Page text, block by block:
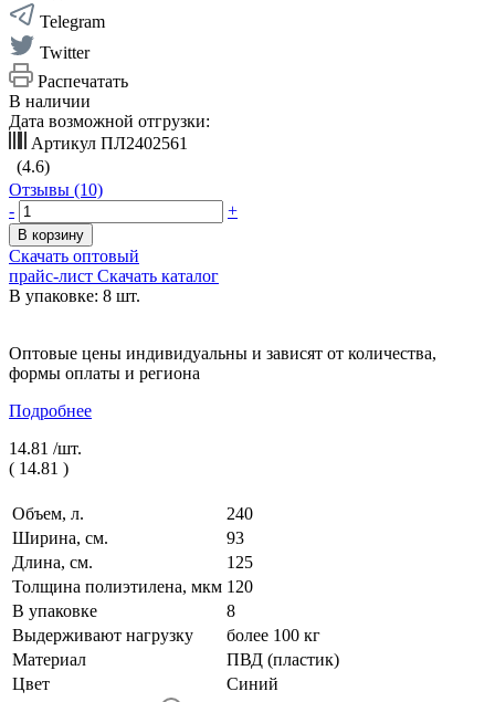
Telegram
Twitter
Распечатать
В наличии
Дата возможной отгрузки:
Артикул ПЛ2402561
(4.6)
Отзывы (10)
-
+
В корзину
Скачать оптовый
прайс-лист Скачать каталог
В упаковке: 8 шт.
Оптовые цены индивидуальны и зависят от количества,
формы оплаты и региона
Подробнее
14.81 /шт.
( 14.81 )
Объем, л.
240
Ширина, см.
93
Длина, см.
125
Толщина полиэтилена, мкм 120
В упаковке
8
Выдерживают нагрузку
более 100 кг
Материал
ПВД (пластик)
Цвет
Синий